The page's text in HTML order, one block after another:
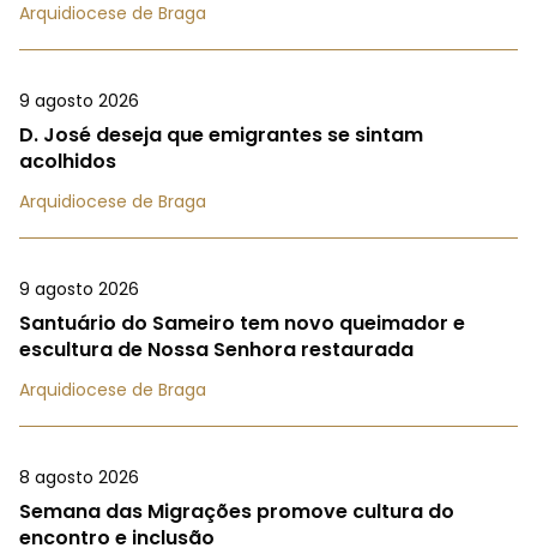
Arquidiocese de Braga
9 agosto 2026
D. José deseja que emigrantes se sintam
acolhidos
Arquidiocese de Braga
9 agosto 2026
Santuário do Sameiro tem novo queimador e
escultura de Nossa Senhora restaurada
Arquidiocese de Braga
8 agosto 2026
Semana das Migrações promove cultura do
encontro e inclusão